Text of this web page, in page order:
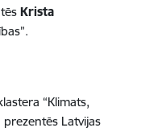
Krista
“Klimats,
Latvijas